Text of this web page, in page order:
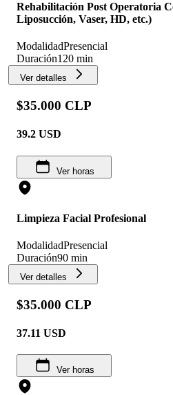
Rehabilitación Post Operatoria
Liposucción, Vaser, HD, etc.)
ModalidadPresencial
Duración120 min
Ver detalles
$35.000 CLP
39.2 USD
Ver horas
Limpieza Facial Profesional
ModalidadPresencial
Duración90 min
Ver detalles
$35.000 CLP
37.11 USD
Ver horas